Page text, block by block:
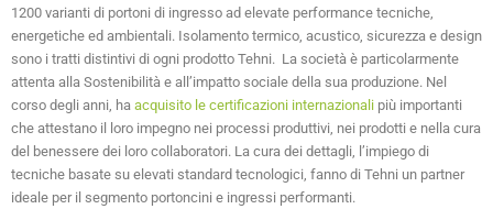
1200 varianti di portoni di ingresso ad elevate performance tecniche,
energetiche ed ambientali. Isolamento termico, acustico, sicurezza e design
sono i tratti distintivi di ogni prodotto Tehni. La società è particolarmente
attenta alla Sostenibilità e all’impatto sociale della sua produzione. Nel
corso degli anni, ha acquisito le certificazioni internazionali più importanti
che attestano il loro impegno nei processi produttivi, nei prodotti e nella cura
del benessere dei loro collaboratori. La cura dei dettagli, l’impiego di
tecniche basate su elevati standard tecnologici, fanno di Tehni un partner
ideale per il segmento portoncini e ingressi performanti.